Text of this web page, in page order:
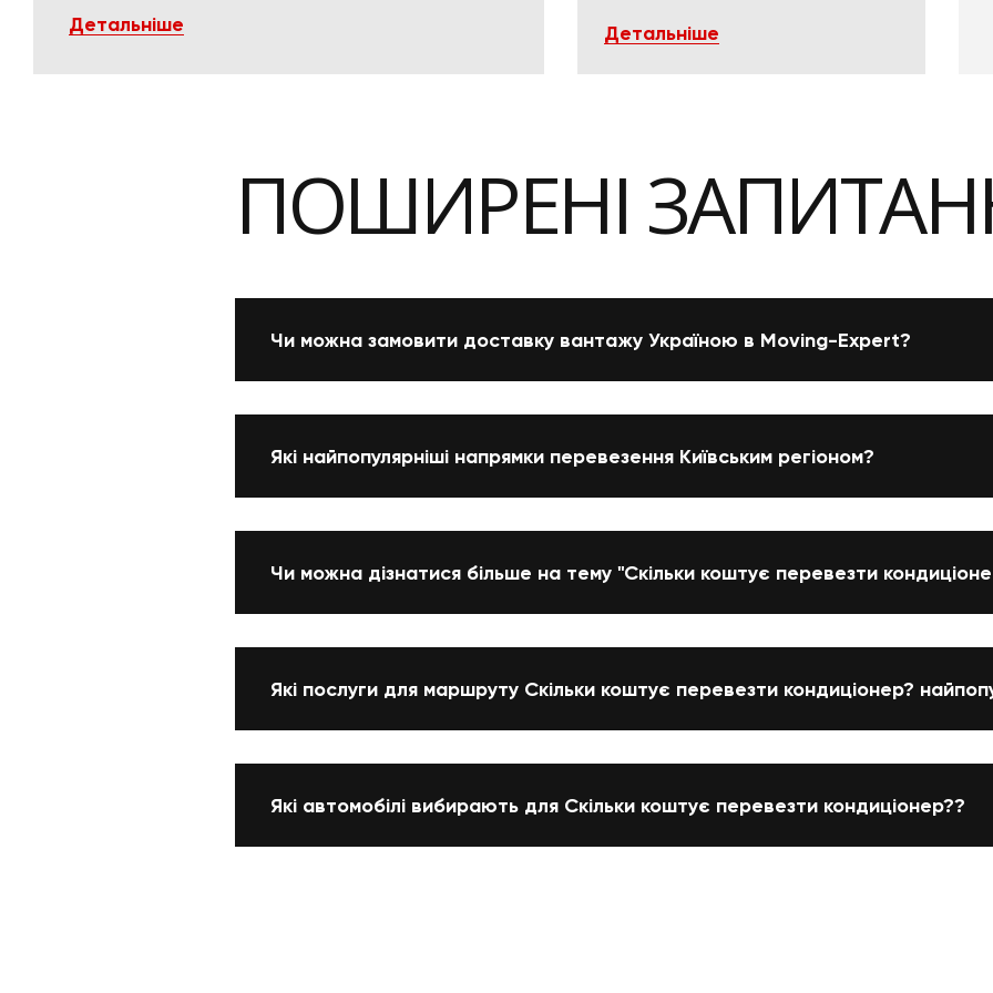
Детальніше Детальніше
ПОШИРЕНІ
Чи можна замовити доставку вантажу Україною в Moving-Expert?
Які найпопулярніші напрямки перевезення Київським регіоном?
Чи можна дізнатися більше на тему "Скільки коштує перевезти
Які послуги для маршруту Скільки коштує перевезти кондиціонер?
Які автомобілі вибирають для Скільки коштує перевезти кондиціонер??